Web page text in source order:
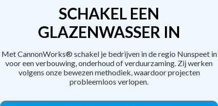
SCHAKEL EEN
GLAZENWASSER IN
Met CannonWorks® schakel je bedrijven in de regio Nunspeet in
voor een verbouwing, onderhoud of verduurzaming. Zij werken
volgens onze bewezen methodiek, waardoor projecten
probleemloos verlopen.